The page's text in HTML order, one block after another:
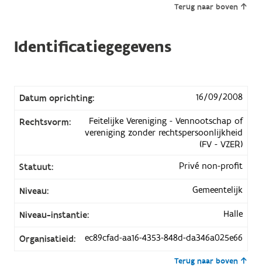
Terug naar boven
Identificatiegegevens
Datum oprichting: 16/09/2008
Rechtsvorm:
Feitelijke Vereniging - Vennootschap of
vereniging zonder rechtspersoonlijkheid
(FV - VZER)
Statuut:
Privé non-profit
Niveau: Gemeentelijk
Niveau-instantie: Halle
Organisatieid: ec89cfad-aa16-4353-848d-da346a025e66
Terug naar boven